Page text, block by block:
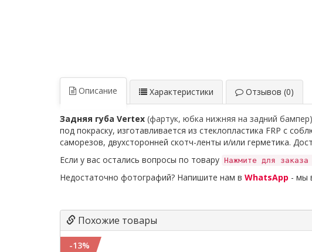
Описание Характеристики Отзывов (0)
Задняя губа Vertex (фартук, юбка нижняя на задний
под покраску, изготавливается из стеклопластика FRP с
саморезов, двухсторонней скотч-ленты и/или герметика.
Если у вас остались вопросы по товару Нажмите для заказа
Недостаточно фотографий? Напишите нам в WhatsApp - мы
Похожие товары
-13%